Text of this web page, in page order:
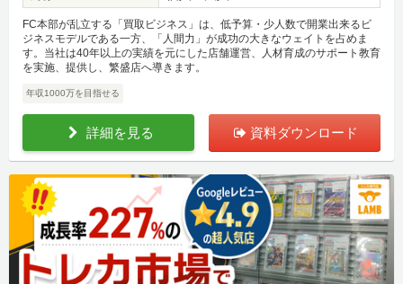
FC本部が乱立する「買取ビジネス」は、低予算・少人数で開業出来るビ
ジネスモデルである一方、「人間力」が成功の大きなウェイトを占めま
す。当社は40年以上の実績を元にした店舗運営、人材育成のサポート教育
を実施、提供し、繁盛店へ導きます。
年収1000万を目指せる
詳細を見る 資料ダウンロード